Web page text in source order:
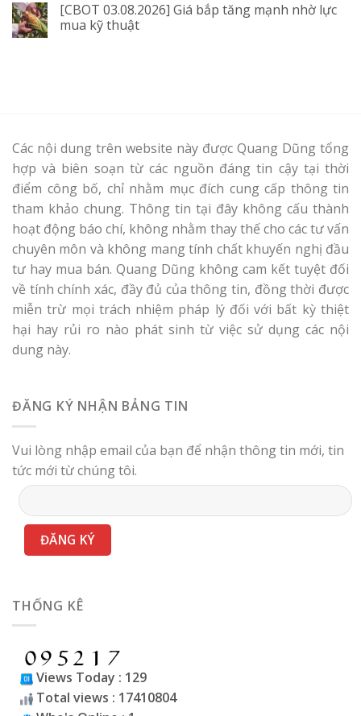
[CBOT 03.08.2026] Giá bắp tăng mạnh nhờ lực
mua kỹ thuật
Các nội dung trên website này được Quang Dũng tổng
hợp và biên soạn từ các nguồn đáng tin cậy tại thời
điểm công bố, chỉ nhằm mục đích cung cấp thông tin
tham khảo chung. Thông tin tại đây không cấu thành
hoạt động báo chí, không nhằm thay thế cho các tư vấn
chuyên môn và không mang tính chất khuyến nghị đầu
tư hay mua bán. Quang Dũng không cam kết tuyệt đối
về tính chính xác, đầy đủ của thông tin, đồng thời được
miễn trừ mọi trách nhiệm pháp lý đối với bất kỳ thiệt
hại hay rủi ro nào phát sinh từ việc sử dụng các nội
dung này.
ĐĂNG KÝ NHẬN BẢNG TIN
Vui lòng nhập email của bạn để nhận thông tin mới, tin
tức mới từ chúng tôi.
THỐNG KÊ
Views Today : 129
Total views : 17410804